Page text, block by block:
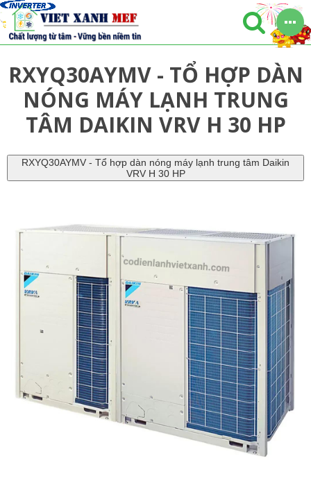
RXYQ30AYMV - TỔ HỢP DÀN
NÓNG MÁY LẠNH TRUNG
TÂM DAIKIN VRV H 30 HP
RXYQ30AYMV - Tổ hợp dàn nóng máy lạnh trung tâm Daikin
VRV H 30 HP